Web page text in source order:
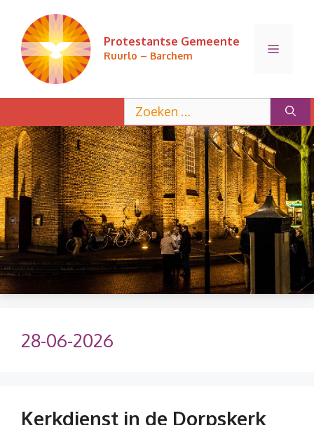
inhoud
Protestantse Gemeente
Ruurlo – Barchem
Menu
naar:
28-06-2026
Kerkdienst in de Dorpskerk